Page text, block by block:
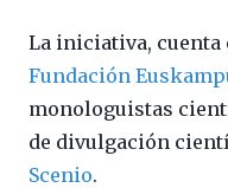
La iniciativa, cuenta
Fundación
monologuistas
de divulgación
Scenio.